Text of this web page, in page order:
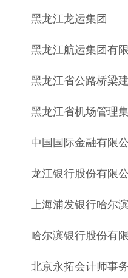
黑龙江龙运集团
黑龙江航运集团有限
黑龙江省公路桥梁建
黑龙江省机场管理集
中国国际金融有限公
龙江银行股份有限公
上海浦发银行哈尔
哈尔滨银行股份有限
北京永拓会计师事